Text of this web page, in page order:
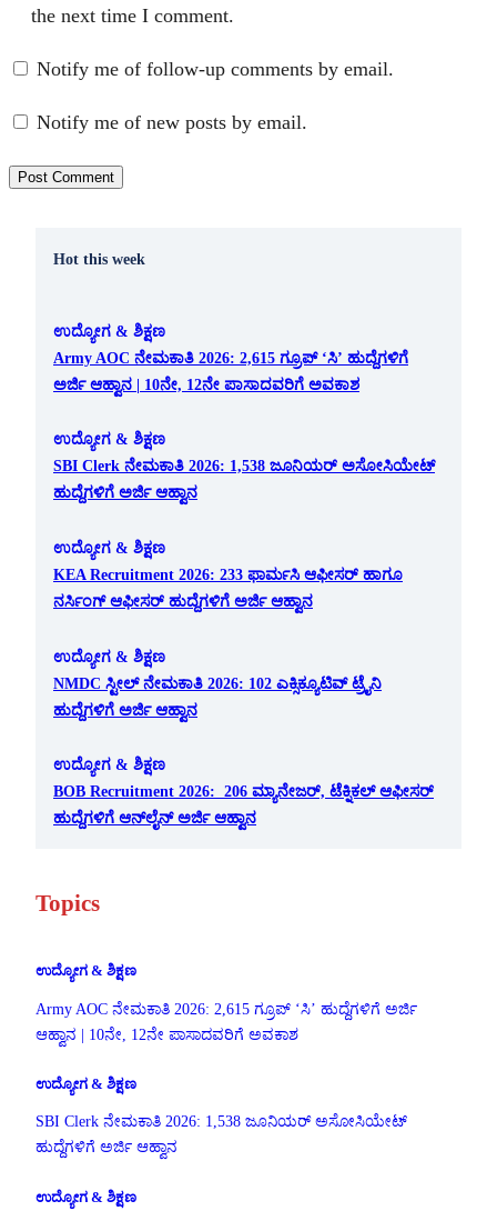
the next time I comment.
Notify me of follow-up comments by email.
Notify me of new posts by email.
Hot this week
ಉದ್ಯೋಗ & ಶಿಕ್ಷಣ
Army AOC ನೇಮಕಾತಿ 2026: 2,615 ಗ್ರೂಪ್ ‘ಸಿ’ ಹುದ್ದೆಗಳಿಗೆ
ಅರ್ಜಿ ಆಹ್ವಾನ | 10ನೇ, 12ನೇ ಪಾಸಾದವರಿಗೆ ಅವಕಾಶ
ಉದ್ಯೋಗ & ಶಿಕ್ಷಣ
SBI Clerk ನೇಮಕಾತಿ 2026: 1,538 ಜೂನಿಯರ್ ಅಸೋಸಿಯೇಟ್
ಹುದ್ದೆಗಳಿಗೆ ಅರ್ಜಿ ಆಹ್ವಾನ
ಉದ್ಯೋಗ & ಶಿಕ್ಷಣ
KEA Recruitment 2026: 233 ಫಾರ್ಮಸಿ ಆಫೀಸರ್ ಹಾಗೂ
ನರ್ಸಿಂಗ್ ಆಫೀಸರ್ ಹುದ್ದೆಗಳಿಗೆ ಅರ್ಜಿ ಆಹ್ವಾನ
ಉದ್ಯೋಗ & ಶಿಕ್ಷಣ
NMDC ಸ್ಟೀಲ್ ನೇಮಕಾತಿ 2026: 102 ಎಕ್ಸಿಕ್ಯೂಟಿವ್ ಟ್ರೈನಿ
ಹುದ್ದೆಗಳಿಗೆ ಅರ್ಜಿ ಆಹ್ವಾನ
ಉದ್ಯೋಗ & ಶಿಕ್ಷಣ
BOB Recruitment 2026: 206 ಮ್ಯಾನೇಜರ್, ಟೆಕ್ನಿಕಲ್ ಆಫೀಸರ್
ಹುದ್ದೆಗಳಿಗೆ ಆನ್‌ಲೈನ್ ಅರ್ಜಿ ಆಹ್ವಾನ
Topics
ಉದ್ಯೋಗ & ಶಿಕ್ಷಣ
Army AOC ನೇಮಕಾತಿ 2026: 2,615 ಗ್ರೂಪ್ ‘ಸಿ’ ಹುದ್ದೆಗಳಿಗೆ ಅರ್ಜಿ
ಆಹ್ವಾನ | 10ನೇ, 12ನೇ ಪಾಸಾದವರಿಗೆ ಅವಕಾಶ
ಉದ್ಯೋಗ & ಶಿಕ್ಷಣ
SBI Clerk ನೇಮಕಾತಿ 2026: 1,538 ಜೂನಿಯರ್ ಅಸೋಸಿಯೇಟ್
ಹುದ್ದೆಗಳಿಗೆ ಅರ್ಜಿ ಆಹ್ವಾನ
ಉದ್ಯೋಗ & ಶಿಕ್ಷಣ